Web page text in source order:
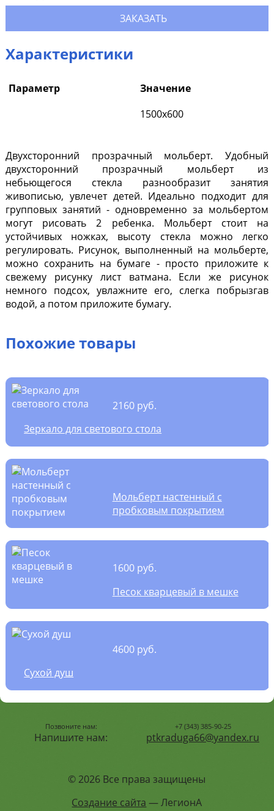
ЗАКАЗАТЬ
Характеристики
Параметр
Значение
1500х600
Двухсторонний прозрачный мольберт.Удобный
двухсторонний прозрачный мольберт из
небьющегося стекла разнообразит занятия
живописью, увлечет детей. Идеально подходит для
групповых занятий - одновременно за мольбертом
могут рисовать 2 ребенка. Мольберт стоит на
устойчивых ножках, высоту стекла можно легко
регулировать. Рисунок, выполненный на мольберте,
можно сохранить на бумаге - просто приложите к
свежему рисунку лист ватмана. Если же рисунок
немного подсох, увлажните его, слегка побрызгав
водой, а потом приложите бумагу.
Похожие товары
2160 руб.
Зеркало для светового стола
Мольберт настенный с
пробковым покрытием
1600 руб.
Песок кварцевый в мешке
4600 руб.
Сухой душ
Позвоните нам:
Напишите нам:
+7 (343) 385-90-25
ptkraduga66@yandex.ru
© 2026 Все права защищены
Создание сайта — ЛегионА